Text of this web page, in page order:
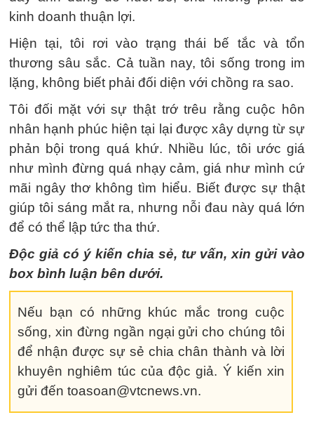
kinh doanh thuận lợi.
Hiện tại, tôi rơi vào trạng thái bế tắc và tổn
thương sâu sắc. Cả tuần nay, tôi sống trong im
lặng, không biết phải đối diện với chồng ra sao.
Tôi đối mặt với sự thật trớ trêu rằng cuộc hôn
nhân hạnh phúc hiện tại lại được xây dựng từ sự
phản bội trong quá khứ. Nhiều lúc, tôi ước giá
như mình đừng quá nhạy cảm, giá như mình cứ
mãi ngây thơ không tìm hiểu. Biết được sự thật
giúp tôi sáng mắt ra, nhưng nỗi đau này quá lớn
để có thể lập tức tha thứ.
Độc giả có ý kiến chia sẻ, tư vấn, xin gửi vào
box bình luận bên dưới.
Nếu bạn có những khúc mắc trong cuộc
sống, xin đừng ngần ngại gửi cho chúng tôi
để nhận được sự sẻ chia chân thành và lời
khuyên nghiêm túc của độc giả. Ý kiến xin
gửi đến toasoan@vtcnews.vn.